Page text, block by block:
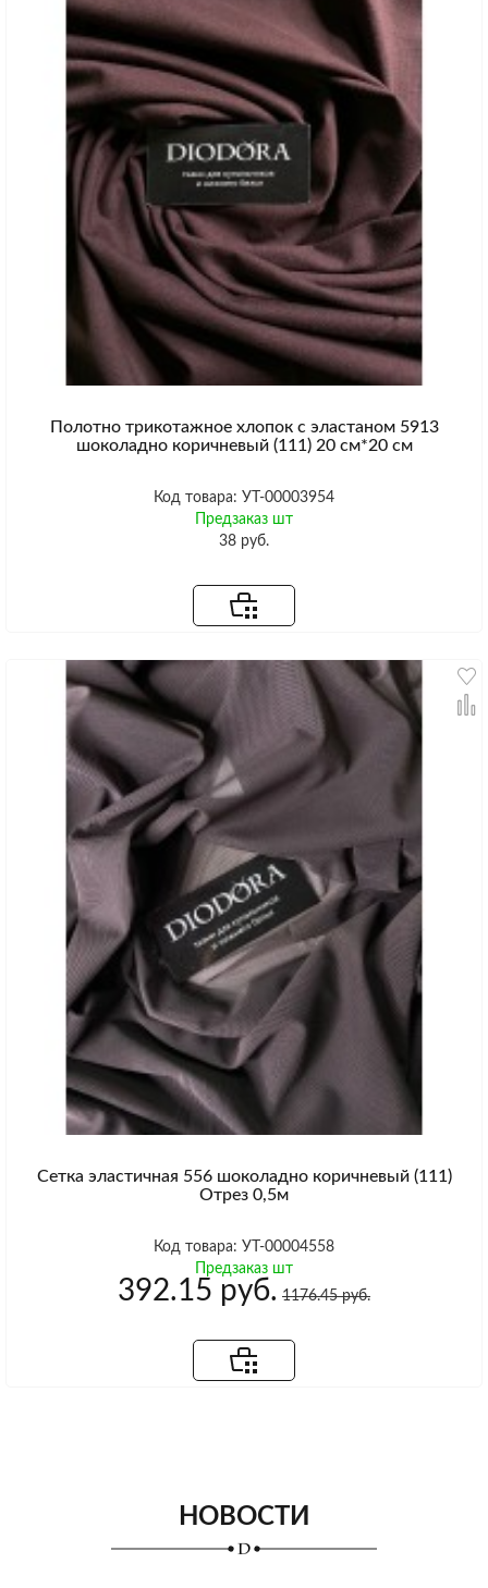
Полотно трикотажное хлопок с эластаном 5913
шоколадно коричневый (111) 20 см*20 см
Код товара: УТ-00003954
Предзаказ шт
38 руб.
Сетка эластичная 556 шоколадно коричневый (111)
Отрез 0,5м
Код товара: УТ-00004558
Предзаказ шт
392.15 руб. 1176.45 руб.
НОВОСТИ